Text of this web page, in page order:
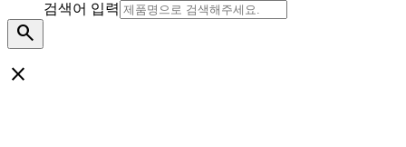
검색어 입력
search
close